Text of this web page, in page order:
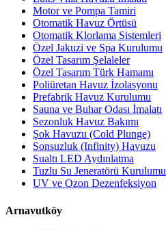
Motor ve Pompa Tamiri
Otomatik Havuz Örtüsü
Otomatik Klorlama Sistemleri
Özel Jakuzi ve Spa Kurulumu
Özel Tasarım Şelaleler
Özel Tasarım Türk Hamamı
Poliüretan Havuz İzolasyonu
Prefabrik Havuz Kurulumu
Sauna ve Buhar Odası İmalatı
Sezonluk Havuz Bakımı
Şok Havuzu (Cold Plunge)
Sonsuzluk (Infinity) Havuzu
Sualtı LED Aydınlatma
Tuzlu Su Jeneratörü Kurulumu
UV ve Ozon Dezenfeksiyon
Arnavutköy